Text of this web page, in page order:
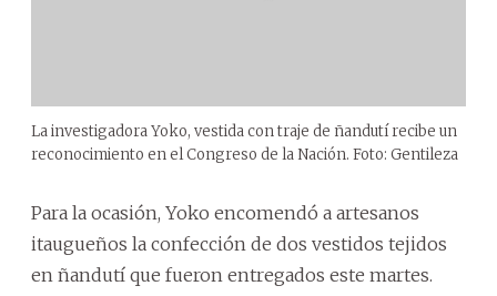
La investigadora Yoko, vestida con traje de ñandutí recibe un
reconocimiento en el Congreso de la Nación. Foto: Gentileza
Para la ocasión, Yoko encomendó a artesanos
itaugueños la confección de dos vestidos tejidos
en ñandutí que fueron entregados este martes.